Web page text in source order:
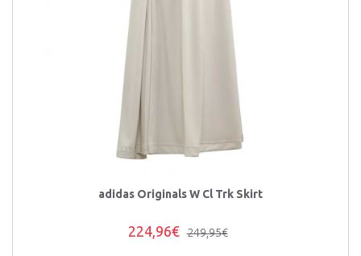
adidas Originals W Cl Trk Skirt
224,96€ 249,95€